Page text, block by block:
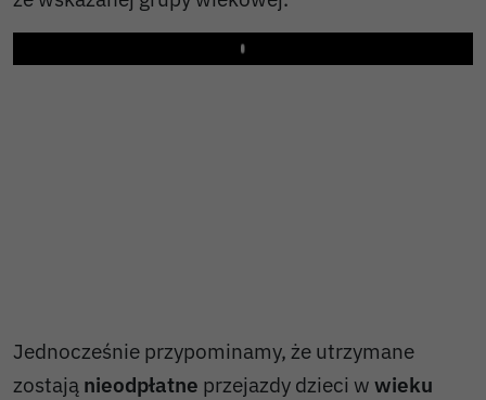
Play
Jednocześnie przypominamy, że utrzymane
zostają nieodpłatne przejazdy dzieci w wieku